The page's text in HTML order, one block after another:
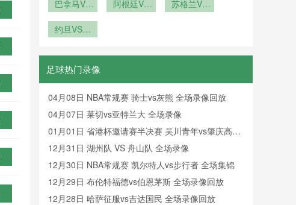
直播
VS加纳直
格兰VS加
VS韩国在
巴拿马VS
拿马VS克
阿根廷VS
直播
苏格兰VS
约旦VS阿
播约旦VS
阿尔及利亚
足球热门录像
04月08日 NBA常规赛 骑士vs灰熊 全场录像回放
04月07日 莱切vs亚特兰大 全场录像
01月01日 省港杯邀请赛半决赛 吴川青年vs肇庆高要
金利诚峻 全场录像回放
12月31日 湖州队 VS 舟山队 全场录像
12月30日 NBA常规赛 凯尔特人vs步行者 全场集锦
12月29日 布伦特福德vs伯恩茅斯 全场录像回放
12月28日 哈萨征服vs吉达国民 全场录像回放